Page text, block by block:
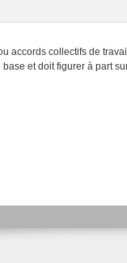
accords collectifs de
et doit figurer à part